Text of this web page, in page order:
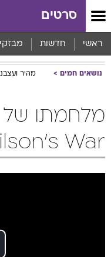
סרטים
ראשי חדשות
נושאים חמים מהיר
מלחמתו של
War